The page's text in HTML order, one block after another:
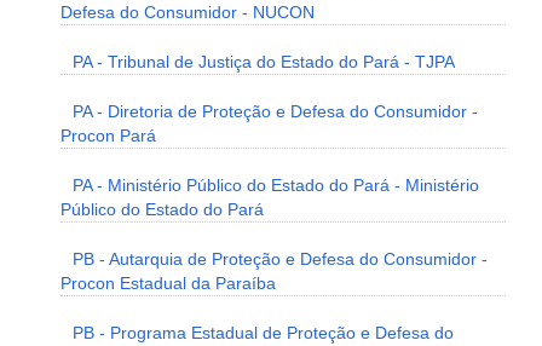
Defesa do Consumidor - NUCON
PA - Tribunal de Justiça do Estado do Pará - TJPA
PA - Diretoria de Proteção e Defesa do Consumidor -
Procon Pará
PA - Ministério Público do Estado do Pará - Ministério
Público do Estado do Pará
PB - Autarquia de Proteção e Defesa do Consumidor -
Procon Estadual da Paraíba
PB - Programa Estadual de Proteção e Defesa do